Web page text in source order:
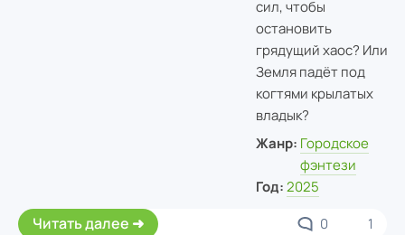
сил, чтобы
остановить
грядущий хаос? Или
Земля падёт под
когтями крылатых
владык?
Жанр: Городское
фэнтези
Год: 2025
Читать далее 0 1